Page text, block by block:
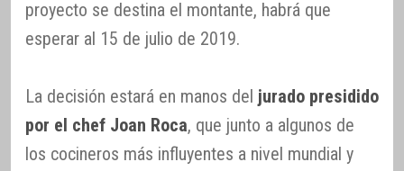
proyecto se destina el montante, habrá que
esperar al 15 de julio de 2019.
La decisión estará en manos del jurado presidido
por el chef Joan Roca, que junto a algunos de
los cocineros más influyentes a nivel mundial y